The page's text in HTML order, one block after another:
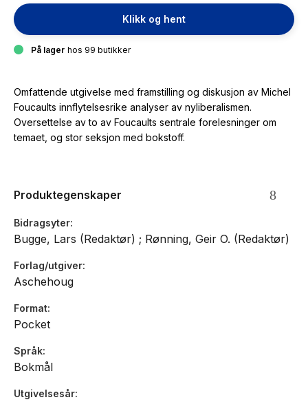
Klikk og hent
På lager hos 99 butikker
Omfattende utgivelse med framstilling og diskusjon av Michel
Foucaults innflytelsesrike analyser av nyliberalismen.
Oversettelse av to av Foucaults sentrale forelesninger om
temaet, og stor seksjon med bokstoff.
Produktegenskaper
Bidragsyter
Bugge, Lars (Redaktør) ; Rønning, Geir O. (Redaktør)
Forlag/utgiver
Aschehoug
Format
Pocket
Språk
Bokmål
Utgivelsesår